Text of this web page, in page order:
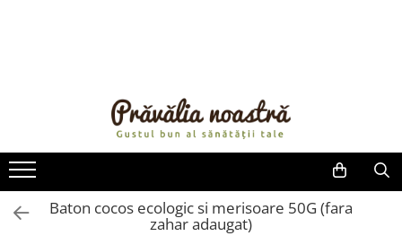
ULEIURI ȘI UNTURI
MĂSLINE
NUCI ȘI SEMINȚE
FRUCTE DESHIDRATATE
Baton cocos ecologic si merisoare 50G (fara
zahar adaugat)